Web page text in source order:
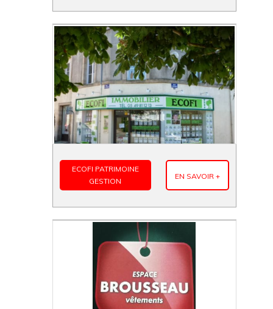
ECOFI PATRIMOINE
GESTION
EN SAVOIR +